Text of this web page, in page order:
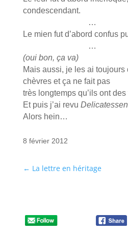
condescendant.
…
Le mien fut d’abord confus
…
(oui bon, ça va)
Mais aussi, je les ai toujours
chèvres et ça ne fait pas
très longtemps qu’ils ont des
Et puis j’ai revu Delicatessen
Alors hein…
8 février 2012
← La lettre en héritage